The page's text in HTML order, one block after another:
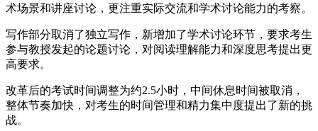
术场景和讲座讨论，更注重实际交流和学术讨论能力的考察。
写作部分取消了独立写作，新增加了学术讨论环节，要求考生
参与教授发起的论题讨论，对阅读理解能力和深度思考提出更
高要求。
改革后的考试时间调整为约2.5小时，中间休息时间被取消，
整体节奏加快，对考生的时间管理和精力集中度提出了新的挑
战。